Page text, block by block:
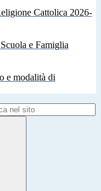
Cattolica 2026-
e Famiglia
e modalità di